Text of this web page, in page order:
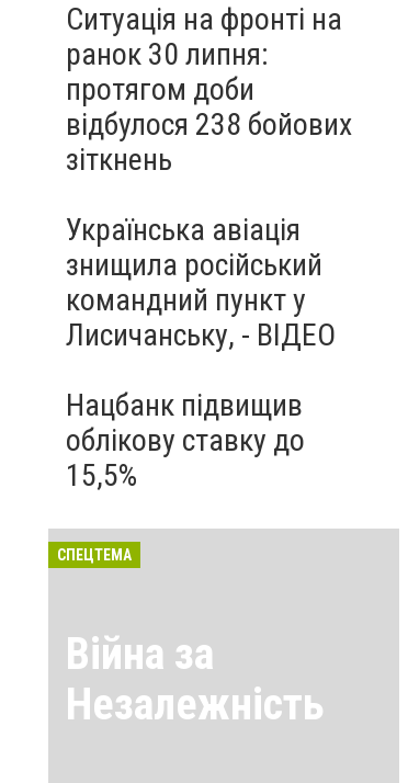
Ситуація на фронті на
ранок 30 липня:
протягом доби
відбулося 238 бойових
зіткнень
Українська авіація
знищила російський
командний пункт у
Лисичанську, - ВІДЕО
Нацбанк підвищив
облікову ставку до
15,5%
СПЕЦТЕМА
Війна за
Незалежність